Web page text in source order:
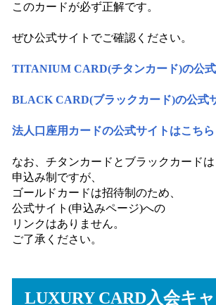
このカードが必ず正解です。
ぜひ公式サイトでご確認ください。
TITANIUM CARD(チタンカード)の公
BLACK CARD(ブラックカード)の公式
法人口座用カードの公式サイトはこちら
なお、チタンカードとブラックカードは
申込み制ですが、
ゴールドカードは招待制のため、
公式サイト(申込みページ)への
リンクはありません。
ご了承ください。
LUXURY CARD入会キ